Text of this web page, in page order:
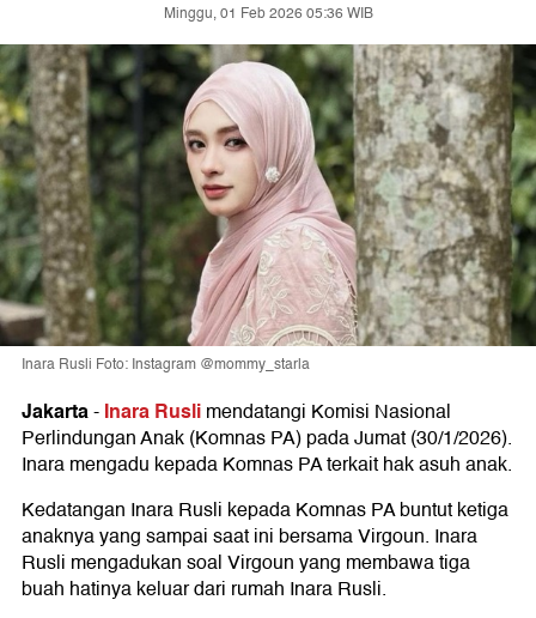
Minggu, 01 Feb 2026 05:36 WIB
Inara Rusli Foto: Instagram @mommy_starla
Jakarta-Inara Ruslimendatangi Komisi Nasional
Perlindungan Anak (Komnas PA) pada Jumat (30/1/2026).
Inara mengadu kepada Komnas PA terkait hak asuh anak.
Kedatangan Inara Rusli kepada Komnas PA buntut ketiga
anaknya yang sampai saat ini bersama Virgoun. Inara
Rusli mengadukan soal Virgoun yang membawa tiga
buah hatinya keluar dari rumah Inara Rusli.